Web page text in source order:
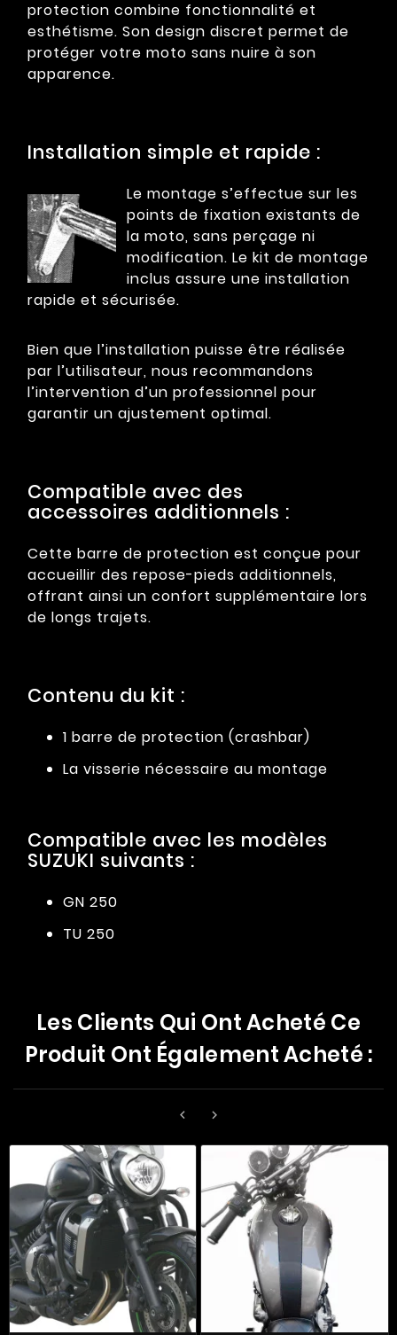
protection combine fonctionnalité et
esthétisme. Son design discret permet de
protéger votre moto sans nuire à son
apparence.
Installation simple et rapide :
Le montage s’effectue sur les
points de fixation existants de
la moto, sans perçage ni
modification. Le kit de montage
inclus assure une installation
rapide et sécurisée.
Bien que l’installation puisse être réalisée
par l’utilisateur, nous recommandons
l’intervention d’un professionnel pour
garantir un ajustement optimal.
Compatible avec des
accessoires additionnels :
Cette barre de protection est conçue pour
accueillir des repose-pieds additionnels,
offrant ainsi un confort supplémentaire lors
de longs trajets.
Contenu du kit :
1 barre de protection (crashbar)
La visserie nécessaire au montage
Compatible avec les modèles
SUZUKI suivants :
GN 250
TU 250
Les Clients Qui Ont Acheté Ce
Produit Ont Également Acheté :
 